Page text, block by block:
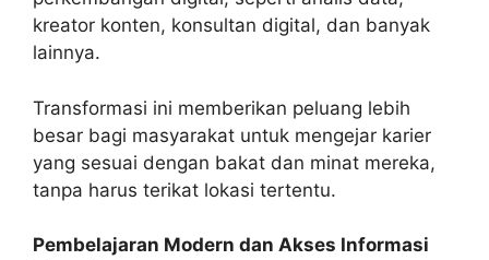
kreator konten, konsultan digital, dan banyak
lainnya.
Transformasi ini memberikan peluang lebih
besar bagi masyarakat untuk mengejar karier
yang sesuai dengan bakat dan minat mereka,
tanpa harus terikat lokasi tertentu.
Pembelajaran Modern dan Akses Informasi